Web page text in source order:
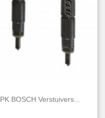
BOSCH Verstuivers...